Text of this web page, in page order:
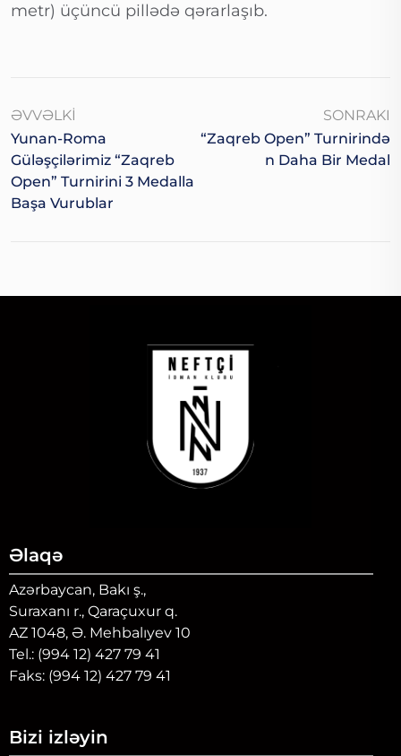
metr) üçüncü pillədə qərarlaşıb.
ƏVVƏLKI
Yunan-Roma
Güləşçilərimiz “Zaqreb
Open” Turnirini 3 Medalla
Başa Vurublar
SONRAKI
“Zaqreb Open” Turnirində
N Daha Bir Medal
Əlaqə
Azərbaycan, Bakı ş.,
Suraxanı r., Qaraçuxur q.
AZ 1048, Ə. Mehbalıyev 10
Tel.: (994 12) 427 79 41
Faks: (994 12) 427 79 41
Bizi izləyin